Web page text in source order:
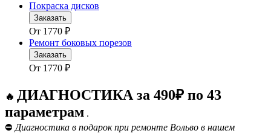
Покраска дисков
Заказать
От 1770 ₽
Ремонт боковых порезов
Заказать
От 1770 ₽
🔥 ДИАГНОСТИКА за 490₽ по 43
параметрам .
⛔ Диагностика в подарок при ремонте Вольво в нашем